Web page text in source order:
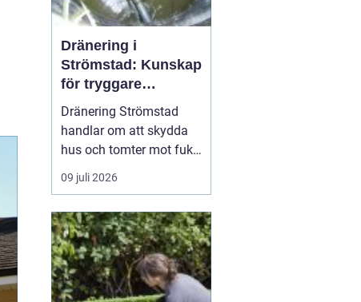
Dränering i
Strömstad: Kunskap
för tryggare
husgrunder
Dränering Strömstad
handlar om att skydda
hus och tomter mot fukt,
läckage och långsiktiga
skador i en miljö som
kustklimat, klippor och
varierande
markförhållanden.
Genom att förstå...
09 juli 2026